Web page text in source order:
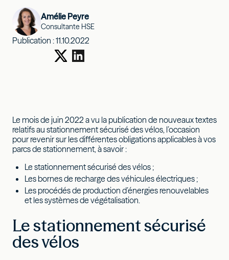
Amélie Peyre
Consultante HSE
Publication :11.10.2022
Le mois de juin 2022 a vu la publication de nouveaux textes
relatifs au stationnement sécurisé des vélos, l’occasion
pour revenir sur les différentes obligations applicables à vos
parcs de stationnement, à savoir :
Le stationnement sécurisé des vélos ;
Les bornes de recharge des véhicules électriques ;
Les procédés de production d’énergies renouvelables
et les systèmes de végétalisation.
Le stationnement sécurisé
des vélos